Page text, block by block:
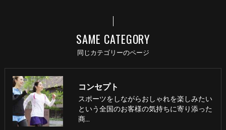
同じカテゴリーのページ
SAME CATEGORY
コンセプト
スポーツをしながらおしゃれを楽しみたい
という全国のお客様の気持ちに寄り添った
商…